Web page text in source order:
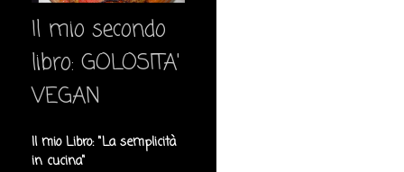
Il mio secondo
libro: GOLOSITA'
VEGAN
Il mio Libro: "La semplicità
in cucina"